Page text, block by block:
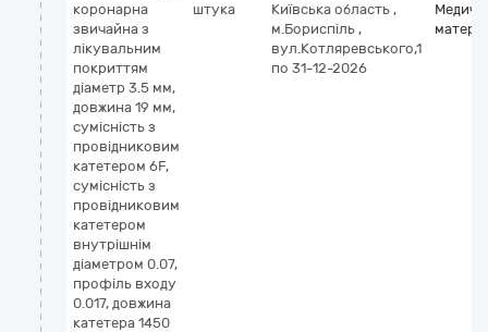
коронарна
звичайна з
лікувальним
покриттям
діаметр 3.5 мм,
довжина 19 мм,
сумісність з
провідниковим
катетером 6F,
сумісність з
провідниковим
катетером
внутрішнім
діаметром 0.07,
профіль входу
0.017, довжина
катетера 1450
штука
Київська область ,
м.Бориспіль ,
вул.Котляревського,1
по 31-12-2026
Медичні